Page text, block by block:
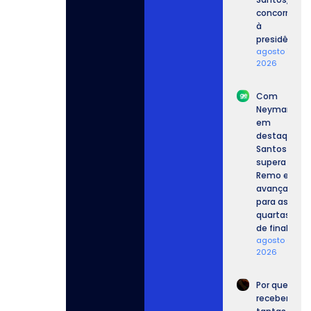
concorrente
à
presidência.
agosto 7,
2026
Com
Neymar
em
destaque,
Santos
supera o
Remo e
avança
para as
quartas
de final.
agosto 6,
2026
Por que
recebemos